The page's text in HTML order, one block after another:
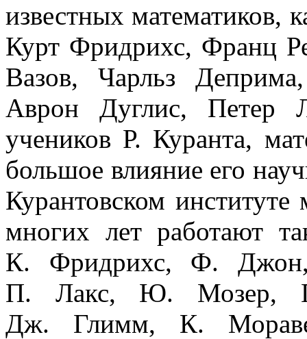
известных математиков,
Курт Фридрихс, Франц
Вазов, Чарльз
Аврон Дуглис, Петер
учеников Р. Куранта,
большое влияние его
Курантовском институте
многих лет работают
К. Фридрихс, Ф.
П. Лакс, Ю. Мозер,
Дж. Глимм, К.